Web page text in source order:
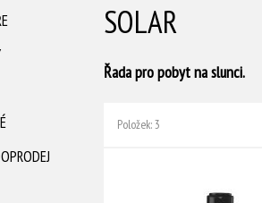
SOLAR
Řada pro pobyt na slunci.
Položek: 3